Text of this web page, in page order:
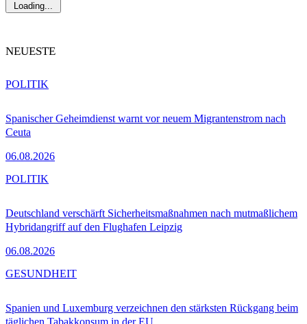
Loading...
NEUESTE
Spanischer Geheimdienst warnt vor neuem Migrantenstrom nach
Ceuta
06.08.2026
POLITIK
Deutschland verschärft Sicherheitsmaßnahmen nach mutmaßlichem
Hybridangriff auf den Flughafen Leipzig
06.08.2026
POLITIK
Spanien und Luxemburg verzeichnen den stärksten Rückgang beim
GESUNDHEIT